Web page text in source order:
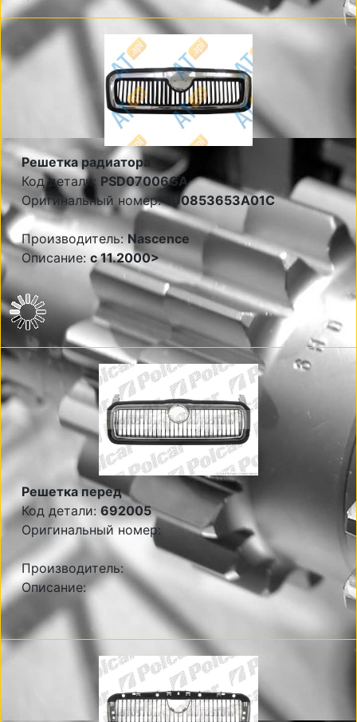
Решетка радиатора
Код детали: PSD07006GA
Оригинальный номер:1U0853653A01C
Производитель:Nascence
Описание: с 11.2000>
Решетка перед
Код детали: 692005
Оригинальный номер:
Производитель:
Описание: